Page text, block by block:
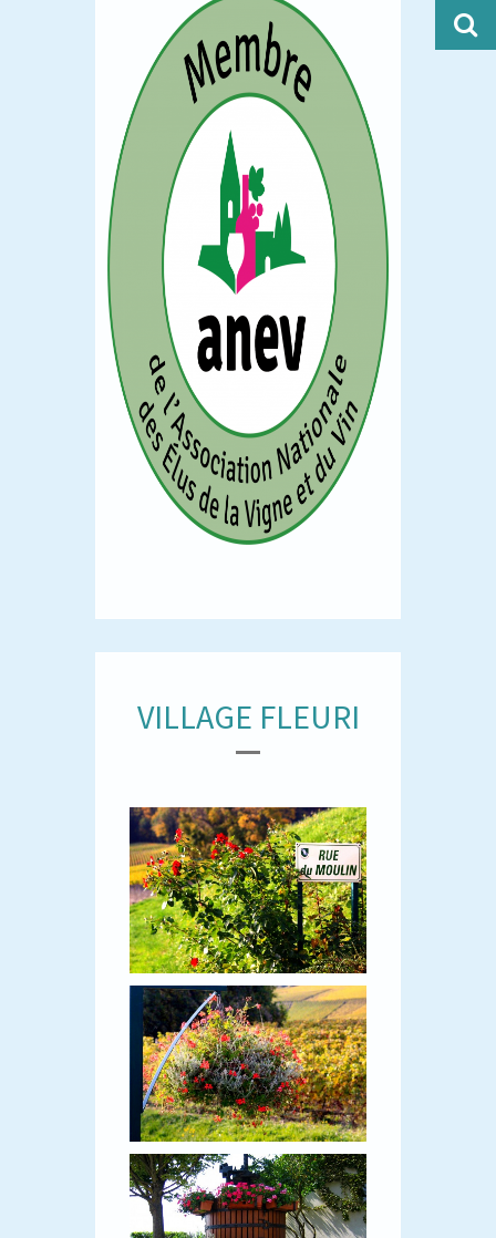
VILLAGE FLEURI